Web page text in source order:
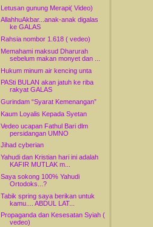
Letusan gunung Merapi( Video)
AllahhuAkbar...anak-anak digalas
ke GALAS
Rahsia nombor 1.618 ( vedeo)
Memahami maksud Dharurah
sebelum makan monyet dan ...
Hukum minum air kencing unta
PASti BULAN akan jatuh ke riba
rakyat GALAS
Gurindam “Syarat Kemenangan”
Kaum Loyalis Kepada Syetan
Vedeo ucapan Fathul Bari dlm
persidangan UMNO
Jihad cyberian
Yahudi dan Kristian hari ini adalah
KAFIR MUTLAK m...
Saya sokong 100% Yahudi
Ortodoks...?
Tabik spring saya berikan untuk
kamu.... ABDUL LAT...
Propaganda dan Kesesatan Syiah (
vedeo)